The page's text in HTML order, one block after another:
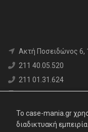
Aκτή Ποσειδώνος 6,
211 40.05.520
211 01.31.624
6980 71.17.12
Α.Φ.Μ. : 800376552 |
To case-mania.gr
διαδικτυακή